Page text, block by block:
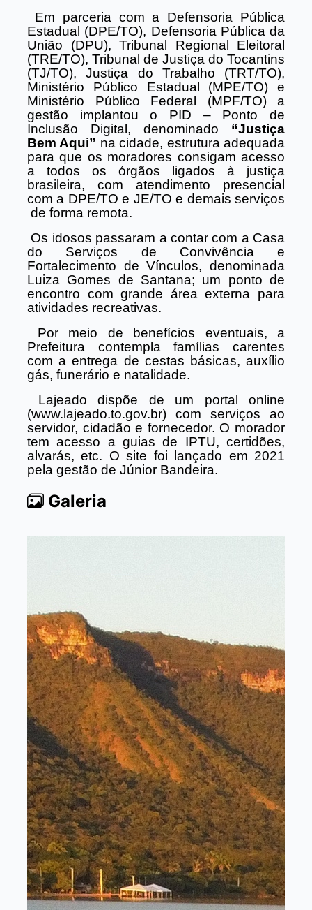
Em parceria com a Defensoria Pública
Estadual (DPE/TO), Defensoria Pública da
União (DPU), Tribunal Regional Eleitoral
(TRE/TO), Tribunal de Justiça do Tocantins
(TJ/TO), Justiça do Trabalho (TRT/TO),
Ministério Público Estadual (MPE/TO) e
Ministério Público Federal (MPF/TO) a
gestão implantou o PID – Ponto de
Inclusão Digital, denominado “Justiça
Bem Aqui” na cidade, estrutura adequada
para que os moradores consigam acesso
a todos os órgãos ligados à justiça
brasileira, com atendimento presencial
com a DPE/TO e JE/TO e demais serviços
de forma remota.
Os idosos passaram a contar com a Casa
do Serviços de Convivência e
Fortalecimento de Vínculos, denominada
Luiza Gomes de Santana; um ponto de
encontro com grande área externa para
atividades recreativas.
Por meio de benefícios eventuais, a
Prefeitura contempla famílias carentes
com a entrega de cestas básicas, auxílio
gás, funerário e natalidade.
Lajeado dispõe de um portal online
(www.lajeado.to.gov.br) com serviços ao
servidor, cidadão e fornecedor. O morador
tem acesso a guias de IPTU, certidões,
alvarás, etc. O site foi lançado em 2021
pela gestão de Júnior Bandeira.
Galeria